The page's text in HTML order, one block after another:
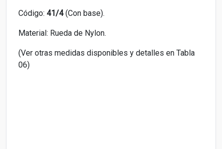
Código: 41/4(Con base).
Material: Rueda de Nylon.
(Ver otras medidas disponibles y detalles en Tabla
06)